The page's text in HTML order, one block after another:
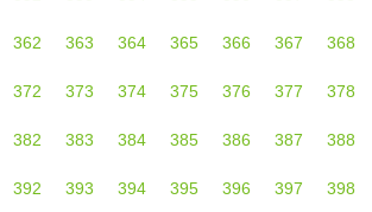
362 363 364 365 366 367 368
372 373 374 375 376 377 378
382 383 384 385 386 387 388
392 393 394 395 396 397 398